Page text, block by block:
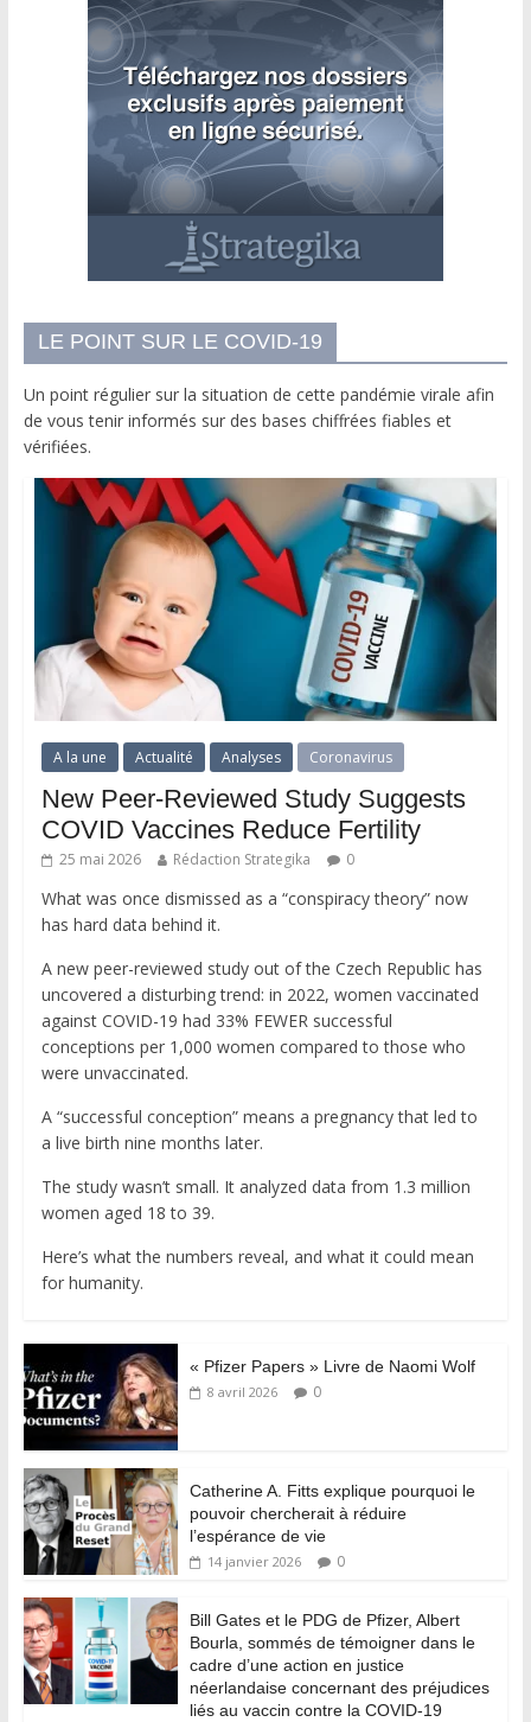
LE POINT SUR LE COVID-19
Un point régulier sur la situation de cette pandémie virale afin
de vous tenir informés sur des bases chiffrées fiables et
vérifiées.
A la une Actualité Analyses Coronavirus
New Peer-Reviewed Study Suggests
COVID Vaccines Reduce Fertility
25 mai 2026 Rédaction Strategika 0
What was once dismissed as a “conspiracy theory” now
has hard data behind it.
A new peer-reviewed study out of the Czech Republic has
uncovered a disturbing trend: in 2022, women vaccinated
against COVID-19 had 33% FEWER successful
conceptions per 1,000 women compared to those who
were unvaccinated.
A “successful conception” means a pregnancy that led to
a live birth nine months later.
The study wasn’t small. It analyzed data from 1.3 million
women aged 18 to 39.
Here’s what the numbers reveal, and what it could mean
for humanity.
« Pfizer Papers » Livre de Naomi Wolf
8 avril 2026 0
Catherine A. Fitts explique pourquoi le
pouvoir chercherait à réduire
l’espérance de vie
14 janvier 2026 0
Bill Gates et le PDG de Pfizer, Albert
Bourla, sommés de témoigner dans le
cadre d’une action en justice
néerlandaise concernant des préjudices
liés au vaccin contre la COVID-19